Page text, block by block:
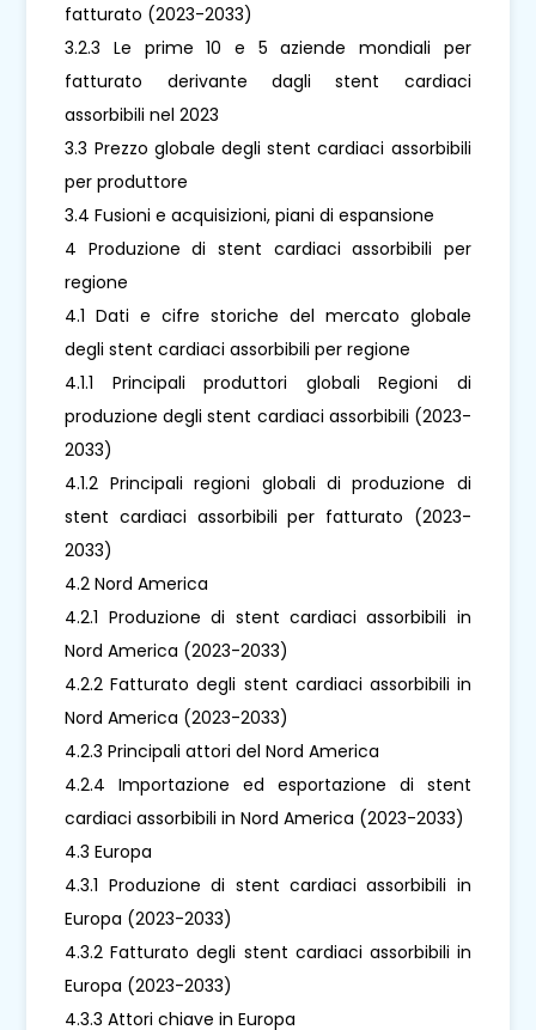
fatturato (2023-2033)
3.2.3 Le prime 10 e 5 aziende mondiali per
fatturato derivante dagli stent cardiaci
assorbibili nel 2023
3.3 Prezzo globale degli stent cardiaci assorbibili
per produttore
3.4 Fusioni e acquisizioni, piani di espansione
4 Produzione di stent cardiaci assorbibili per
regione
4.1 Dati e cifre storiche del mercato globale
degli stent cardiaci assorbibili per regione
4.1.1 Principali produttori globali Regioni di
produzione degli stent cardiaci assorbibili (2023-
2033)
4.1.2 Principali regioni globali di produzione di
stent cardiaci assorbibili per fatturato (2023-
2033)
4.2 Nord America
4.2.1 Produzione di stent cardiaci assorbibili in
Nord America (2023-2033)
4.2.2 Fatturato degli stent cardiaci assorbibili in
Nord America (2023-2033)
4.2.3 Principali attori del Nord America
4.2.4 Importazione ed esportazione di stent
cardiaci assorbibili in Nord America (2023-2033)
4.3 Europa
4.3.1 Produzione di stent cardiaci assorbibili in
Europa (2023-2033)
4.3.2 Fatturato degli stent cardiaci assorbibili in
Europa (2023-2033)
4.3.3 Attori chiave in Europa